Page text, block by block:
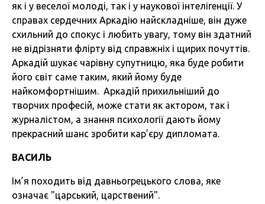
як і у веселої молоді, так і у наукової інтелігенції. У
справах сердечних Аркадію найскладніше, він дуже
схильний до спокус і любить увагу, тому він здатний
не відрізняти флірту від справжніх і щирих почуттів.
Аркадій шукає чарівну супутницю, яка буде робити
його світ саме таким, який йому буде
найкомфортнішим. Аркадій прихильніший до
творчих професій, може стати як актором, так і
журналістом, а знання психології дають йому
прекрасний шанс зробити кар’єру дипломата.
ВАСИЛЬ
Ім’я походить від давньогрецького слова, яке
означає "царський, царствений".